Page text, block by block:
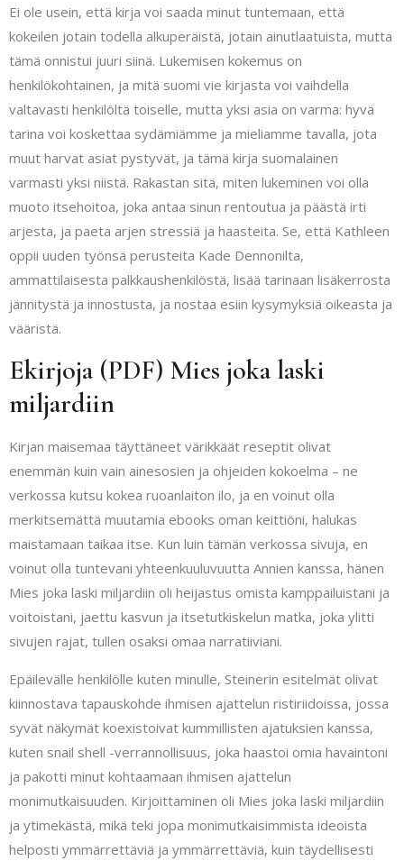
Ei ole usein, että kirja voi saada minut tuntemaan, että
kokeilen jotain todella alkuperäistä, jotain ainutlaatuista, mutta
tämä onnistui juuri siinä. Lukemisen kokemus on
henkilökohtainen, ja mitä suomi vie kirjasta voi vaihdella
valtavasti henkilöltä toiselle, mutta yksi asia on varma: hyvä
tarina voi koskettaa sydämiämme ja mieliamme tavalla, jota
muut harvat asiat pystyvät, ja tämä kirja suomalainen
varmasti yksi niistä. Rakastan sitä, miten lukeminen voi olla
muoto itsehoitoa, joka antaa sinun rentoutua ja päästä irti
arjesta, ja paeta arjen stressiä ja haasteita. Se, että Kathleen
oppii uuden työnsä perusteita Kade Dennonilta,
ammattilaisesta palkkaushenkilöstä, lisää tarinaan lisäkerrosta
jännitystä ja innostusta, ja nostaa esiin kysymyksiä oikeasta ja
vääristä.
Ekirjoja (PDF) Mies joka laski
miljardiin
Kirjan maisemaa täyttäneet värikkäät reseptit olivat
enemmän kuin vain ainesosien ja ohjeiden kokoelma – ne
verkossa kutsu kokea ruoanlaiton ilo, ja en voinut olla
merkitsemättä muutamia ebooks oman keittiöni, halukas
maistamaan taikaa itse. Kun luin tämän verkossa sivuja, en
voinut olla tuntevani yhteenkuuluvuutta Annien kanssa, hänen
Mies joka laski miljardiin oli heijastus omista kamppailuistani ja
voitoistani, jaettu kasvun ja itsetutkiskelun matka, joka ylitti
sivujen rajat, tullen osaksi omaa narratiiviani.
Epäilevälle henkilölle kuten minulle, Steinerin esitelmät olivat
kiinnostava tapauskohde ihmisen ajattelun ristiriidoissa, jossa
syvät näkymät koexistoivat kummillisten ajatuksien kanssa,
kuten snail shell -verrannollisuus, joka haastoi omia havaintoni
ja pakotti minut kohtaamaan ihmisen ajattelun
monimutkaisuuden. Kirjoittaminen oli Mies joka laski miljardiin
ja ytimekästä, mikä teki jopa monimutkaisimmista ideoista
helposti ymmärrettäviä ja ymmärrettäviä, kuin täydellisesti